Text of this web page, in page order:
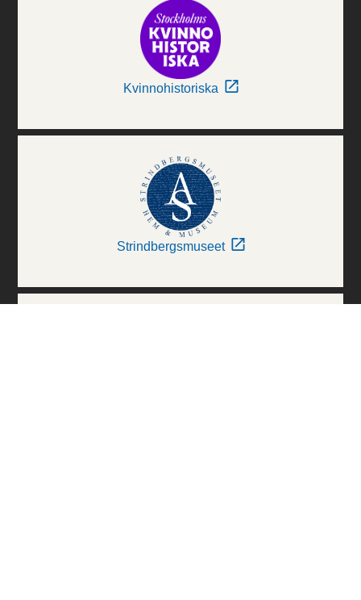
Kvinnohistoriska
Strindbergsmuseet